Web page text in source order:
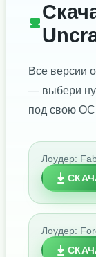
Все версии
— выбери
под свою
Лоудер:
Лоудер: